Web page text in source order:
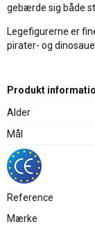
gebærde sig både
Legefigurerne er
pirater- og
Produkt
Alder
Mål
Reference
Mærke